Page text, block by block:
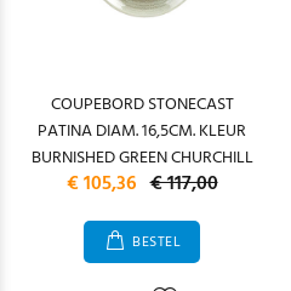
COUPEBORD STONECAST
PATINA DIAM. 16,5CM. KLEUR
BURNISHED GREEN CHURCHILL
€ 105,36 € 117,00
BESTEL